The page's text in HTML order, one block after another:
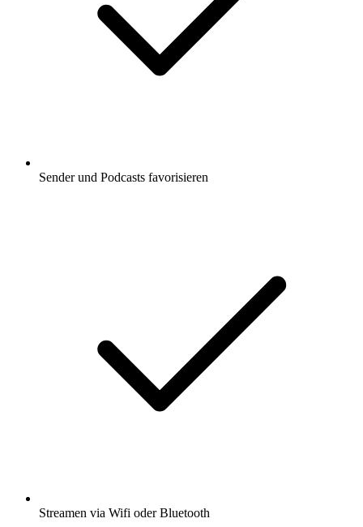
Sender und Podcasts favorisieren
Streamen via Wifi oder Bluetooth